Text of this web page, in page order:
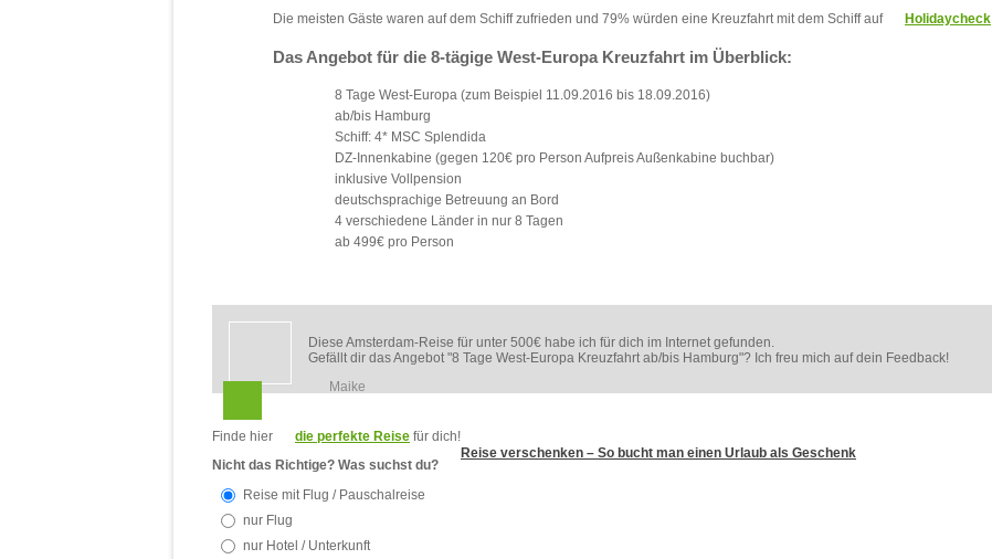
Die meisten Gäste waren auf dem Schiff zufrieden und 79% würden eine Kreuzfahrt mit dem Schiff auf
Holidaycheck
Das Angebot für die 8-tägige West-Europa Kreuzfahrt im Überblick:
8 Tage West-Europa (zum Beispiel 11.09.2016 bis 18.09.2016)
ab/bis Hamburg
Schiff: 4* MSC Splendida
DZ-Innenkabine (gegen 120€ pro Person Aufpreis Außenkabine buchbar)
inklusive Vollpension
deutschsprachige Betreuung an Bord
4 verschiedene Länder in nur 8 Tagen
ab 499€ pro Person
Diese Amsterdam-Reise für unter 500€ habe ich für dich im Internet gefunden.
Gefällt dir das Angebot "8 Tage West-Europa Kreuzfahrt ab/bis Hamburg"? Ich freu mich auf dein Feedback!
Maike
Finde hier die perfekte Reise für dich!
Nicht das Richtige? Was suchst du?
Reise mit Flug / Pauschalreise
nur Flug
nur Hotel / Unterkunft
Reise verschenken – So bucht man einen Urlaub als Geschenk